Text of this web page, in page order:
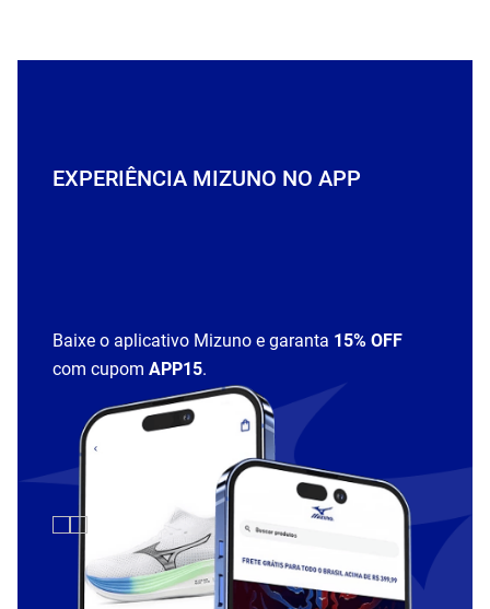
EXPERIÊNCIA MIZUNO NO APP
Baixe o aplicativo Mizuno e garanta 15% OFF
com cupom APP15.